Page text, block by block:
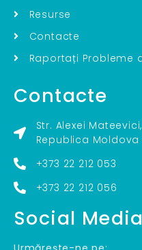
Resurse
Contacte
Raportați Probleme
Contacte
Str. Alexei
Republica Moldova
+373 22 212 053
+373 22 212 056
Social Media